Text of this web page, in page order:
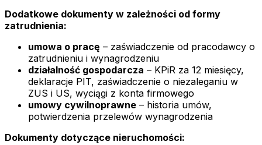
Dodatkowe dokumenty w zależności od formy
zatrudnienia:
umowa o pracę – zaświadczenie od pracodawcy o
zatrudnieniu i wynagrodzeniu
działalność gospodarcza – KPiR za 12 miesięcy,
deklaracje PIT, zaświadczenie o niezaleganiu w
ZUS i US, wyciągi z konta firmowego
umowy cywilnoprawne – historia umów,
potwierdzenia przelewów wynagrodzenia
Dokumenty dotyczące nieruchomości: